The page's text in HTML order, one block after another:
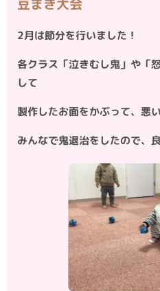
豆まき大会
2月は節分を行いました！
各クラス「泣きむし鬼」や「
して
製作したお面をかぶって、悪
みんなで鬼退治をしたので、